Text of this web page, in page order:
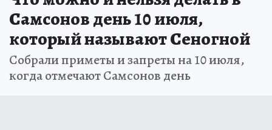
Самсонов день 10 июля,
который называют Сеногной
Собрали приметы и запреты на 10 июля,
когда отмечают Самсонов день